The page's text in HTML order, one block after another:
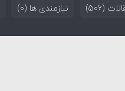
(506) نیازمندی ها (0)